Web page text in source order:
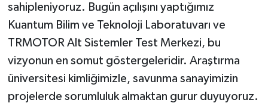
sahipleniyoruz. Bugün açılışını yaptığımız
Kuantum Bilim ve Teknoloji Laboratuvarı ve
TRMOTOR Alt Sistemler Test Merkezi, bu
vizyonun en somut göstergeleridir. Araştırma
üniversitesi kimliğimizle, savunma sanayimizin
projelerde sorumluluk almaktan gurur duyuyoruz.